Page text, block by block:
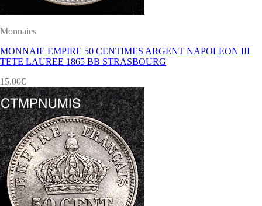
Monnaies
MONNAIE EMPIRE 50 CENTIMES ARGENT NAPOLEON III
TETE LAUREE 1865 BB STRASBOURG
15.00€